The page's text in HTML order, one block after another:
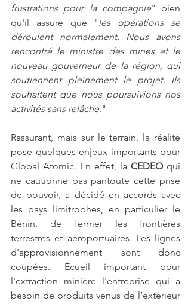
frustrations pour la compagnie" bien
qu'il assure que "les opérations se
déroulent normalement. Nous avons
rencontré le ministre des mines et le
nouveau gouverneur de la région, qui
soutiennent pleinement le projet. Ils
souhaitent que nous poursuivions nos
activités sans relâche."
Rassurant, mais sur le terrain, la réalité
pose quelques enjeux importants pour
Global Atomic. En effet, la CEDEO qui
ne cautionne pas pantoute cette prise
de pouvoir, a décidé en accords avec
les pays limitrophes, en particulier le
Bénin, de fermer les frontières
terrestres et aéroportuaires. Les lignes
d'approvisionnement sont donc
coupées. Écueil important pour
l'extraction minière l'entreprise qui a
besoin de produits venus de l’extérieur